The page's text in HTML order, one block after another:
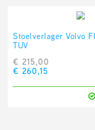
Stoelverlager Volvo
TUV
€ 215,00
€ 260,15